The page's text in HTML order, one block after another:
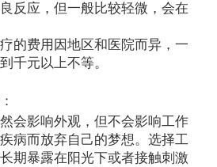
反应，但一般比较轻微，会在
的费用因地区和医院而异，一
千元以上不等。
会影响外观，但不会影响工作
病而放弃自己的梦想。选择工
期暴露在阳光下或者接触刺激